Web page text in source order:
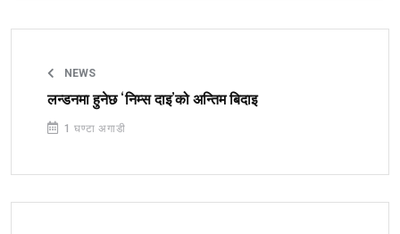
NEWS
लन्डनमा हुनेछ ‘निम्स दाइ’को अन्तिम बिदाइ
1 घण्टा अगाडी